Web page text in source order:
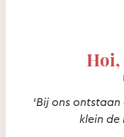
Hoi,
‘Bij ons
klein de